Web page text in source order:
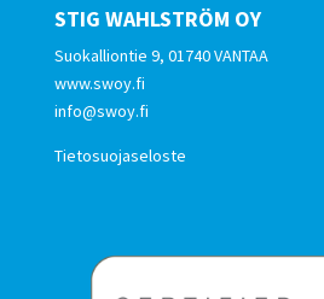
STIG WAHLSTRÖM OY
Suokalliontie 9, 01740 VANTAA
www.swoy.fi
info@swoy.fi
Tietosuojaseloste